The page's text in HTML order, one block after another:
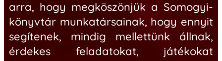
arra, hogy megköszönjük a Somogyi-
könyvtár munkatársainak, hogy ennyit
segítenek, mindig mellettünk állnak,
érdekes feladatokat, játékokat